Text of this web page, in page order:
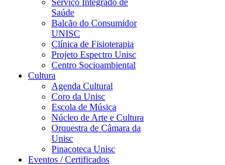
Serviço Integrado de
Saúde
Balcão do Consumidor
UNISC
Clínica de Fisioterapia
Projeto Espectro Unisc
Centro Socioambiental
Cultura
Agenda Cultural
Coro da Unisc
Escola de Música
Núcleo de Arte e Cultura
Orquestra de Câmara da
Unisc
Pinacoteca Unisc
Eventos / Certificados